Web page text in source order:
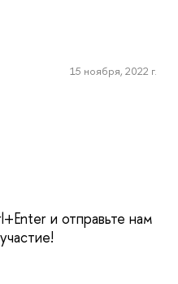
15 ноября, 2022 г.
и отправьте нам